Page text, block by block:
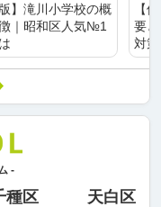
版】滝川小学校の概
｜昭和区人気№1
【
要
対
-
種区 天白区